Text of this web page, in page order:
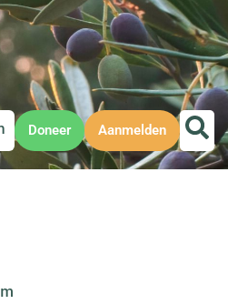
Doneer Aanmelden